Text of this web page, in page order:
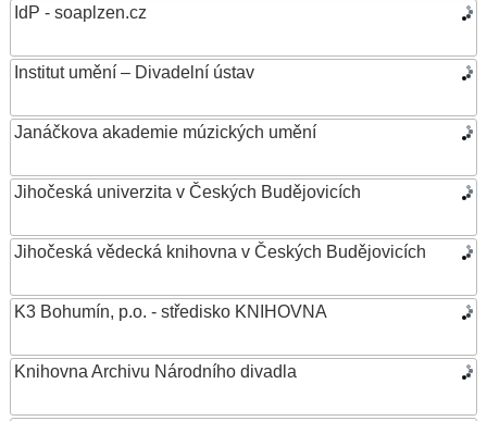
IdP - soaplzen.cz
Institut umění – Divadelní ústav
Janáčkova akademie múzických umění
Jihočeská univerzita v Českých Budějovicích
Jihočeská vědecká knihovna v Českých Budějovicích
K3 Bohumín, p.o. - středisko KNIHOVNA
Knihovna Archivu Národního divadla